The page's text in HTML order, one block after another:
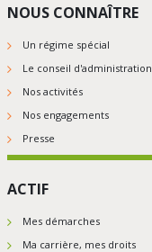
NOUS CONNAÎTRE
Un régime spécial
Le conseil d'administration
Nos activités
Nos engagements
Presse
ACTIF
Mes démarches
Ma carrière, mes droits